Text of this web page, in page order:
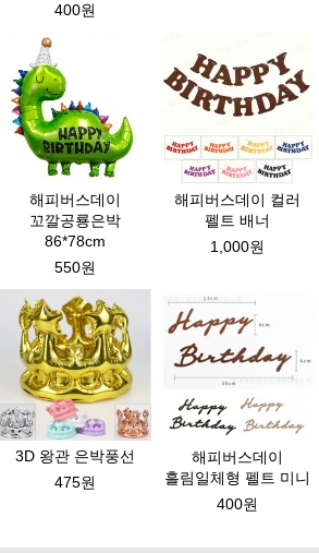
400원
해피버스데이
꼬깔공룡은박
86*78cm
550원
해피버스데이 컬러
펠트 배너
1,000원
3D 왕관 은박풍선
475원
해피버스데이
흘림일체형 펠트 미니
400원